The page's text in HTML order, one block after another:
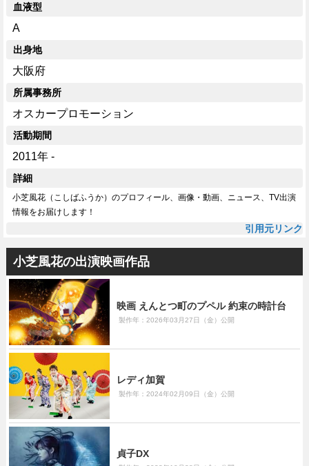
血液型
A
出身地
大阪府
所属事務所
オスカープロモーション
活動期間
2011年 -
詳細
小芝風花（こしばふうか）のプロフィール、画像・動画、ニュース、TV出演
情報をお届けします！
引用元リンク
小芝風花の出演映画作品
映画 えんとつ町のプペル 約束の時計台
製作年：2026年03月27日（金）公開
レディ加賀
製作年：2024年02月09日（金）公開
貞子DX